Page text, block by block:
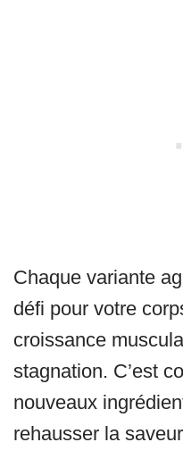
Chaque variante
défi pour votre
croissance
stagnation. C’est
nouveaux
rehausser la